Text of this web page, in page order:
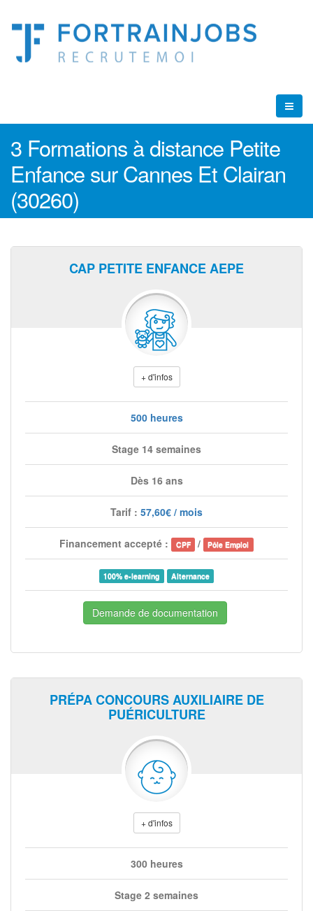
3 Formations à distance Petite
Enfance sur Cannes Et Clairan
(30260)
CAP PETITE ENFANCE AEPE
+ d'infos
500 heures
Stage 14 semaines
Dès 16 ans
Tarif : 57,60€ / mois
Financement accepté : CPF / Pôle Emploi
100% e-learning Alternance
Demande de documentation
PRÉPA CONCOURS AUXILIAIRE DE
PUÉRICULTURE
+ d'infos
300 heures
Stage 2 semaines